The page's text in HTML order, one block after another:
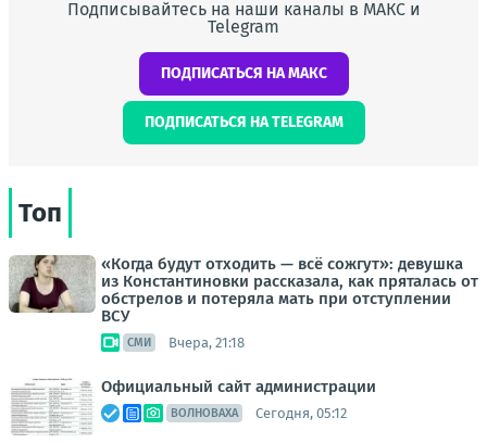
Подписывайтесь на наши каналы в МАКС и
Telegram
ПОДПИСАТЬСЯ НА МАКС
ПОДПИСАТЬСЯ НА TELEGRAM
Топ
«Когда будут отходить — всё сожгут»: девушка
из Константиновки рассказала, как пряталась от
обстрелов и потеряла мать при отступлении
ВСУ
СМИ Вчера, 21:18
Официальный сайт администрации
ВОЛНОВАХА Сегодня, 05:12